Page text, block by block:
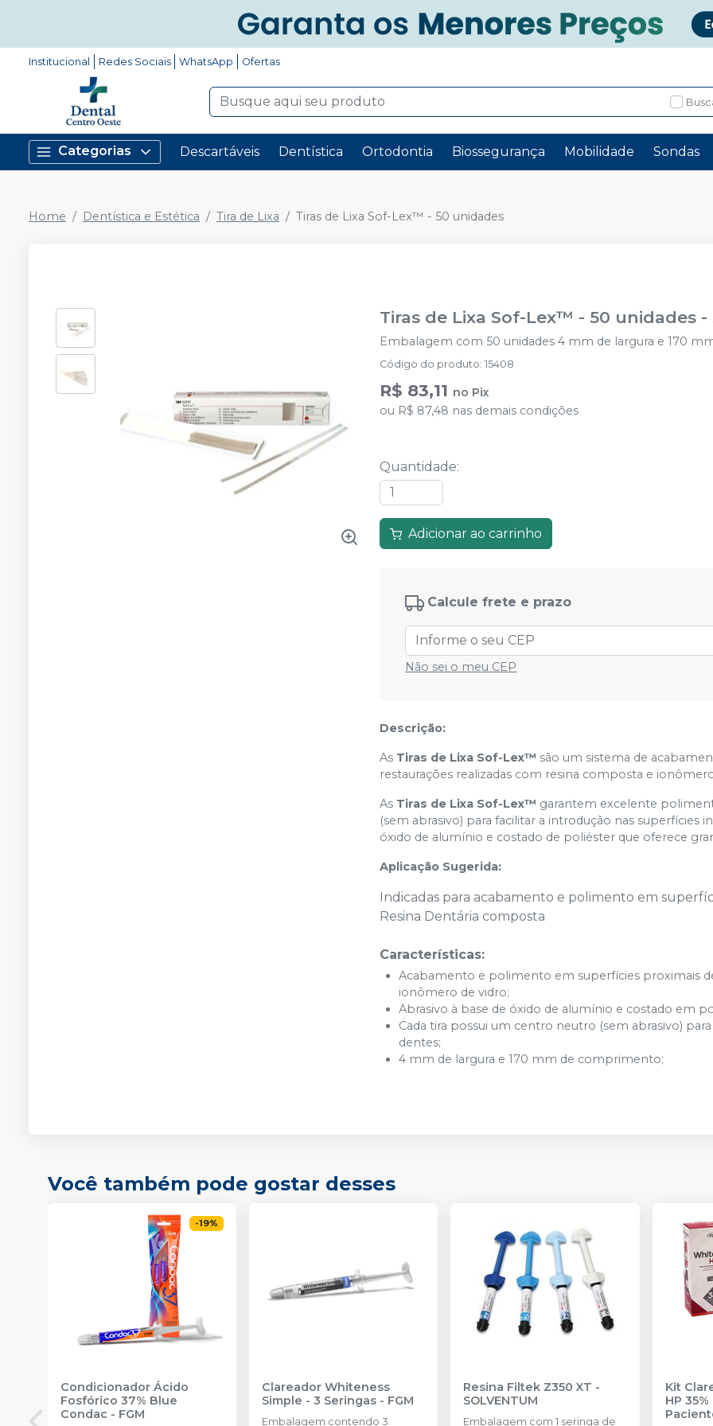
Institucional Redes Sociais WhatsApp Ofertas
Categorias Descartáveis Dentística Ortodontia Biossegurança Mobilidade Sondas
Home Dentística e Estética Tira de Lixa Tiras de Lixa Sof-Lex™ - 50 unidades
Tiras de Lixa Sof-Lex™ - 50 unidades -
Embalagem com 50 unidades 4 mm de largura e 170
Código do produto:15408
R$ 83,11 no Pix
ou R$ 87,48 nas demais condições
Quantidade:
Adicionar ao carrinho
Calcule frete e prazo
Não sei o meu CEP
Descrição:
As Tiras de Lixa Sof-Lex™ são um sistema de
restaurações realizadas com resina composta e
As Tiras de Lixa Sof-Lex™ garantem excelente
(sem abrasivo) para facilitar a introdução nas superfícies
óxido de alumínio e costado de poliéster que oferece
Aplicação Sugerida:
Indicadas para acabamento e polimento em
Resina Dentária composta
Características:
Acabamento e polimento em superfícies proximais
ionômero de vidro;
Abrasivo à base de óxido de alumínio e costado em
Cada tira possui um centro neutro (sem abrasivo)
dentes;
4 mm de largura e 170 mm de comprimento;
Você também pode gostar desses
-19%
Condicionador Ácido
Fosfórico 37% Blue
Condac - FGM
Clareador Whiteness
Simple - 3 Seringas - FGM
Embalagem contendo 3
Resina Filtek Z350 XT -
SOLVENTUM
Embalagem com 1 seringa de
Kit
HP